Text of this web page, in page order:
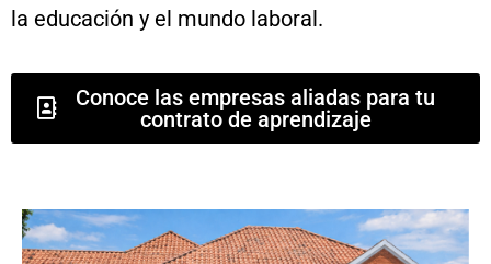
la educación y el mundo laboral.
Conoce las empresas aliadas para tu
contrato de aprendizaje